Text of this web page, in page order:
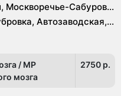
Москворечье-Сабурово,
Затон, Нагорный
Автозаводская,
Угрешская
/ МР
мозга
2750 p.